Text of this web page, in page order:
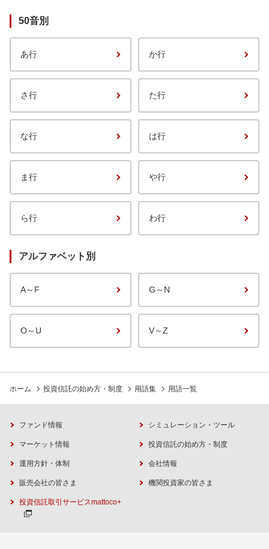
50音別
あ行 か行
さ行 た行
な行 は行
ま行 や行
ら行 わ行
アルファベット別
A～F G～N
O～U V～Z
ホーム 投資信託の始め方・制度 用語集 用語一覧
ファンド情報 シミュレーション・ツール
マーケット情報 投資信託の始め方・制度
運用方針・体制 会社情報
販売会社の皆さま 機関投資家の皆さま
投資信託取引サービスmattoco+